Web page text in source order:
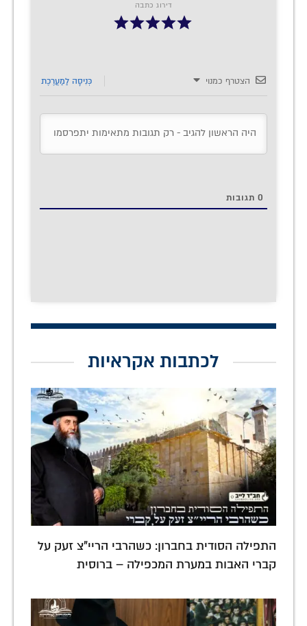
דירוג כתבה
הצטרף כמנוי כְּנִיסָה לַמַעֲרֶכֶת
0 תגובות
לכתבות אקראיות
התפילה הסודית בחברון: כשהרבי הריי"צ זעק על
קברי האבות במערת המכפילה – ברוסית